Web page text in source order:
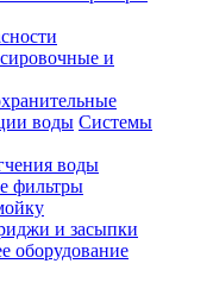
и
Системы
воды
фильтры
и засыпки
оборудование